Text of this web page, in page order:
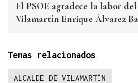
El PSOE agradece la labor
Vilamartín Enrique Álvarez
Temas relacionados
ALCALDE DE VILAMARTÍN